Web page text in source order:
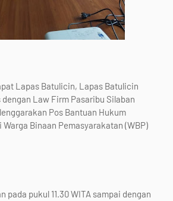
Lapas Batulicin, Lapas Batulicin
Law Firm Pasaribu Silaban
Pos Bantuan Hukum
Binaan Pemasyarakatan (WBP)
pada pukul 11.30 WITA sampai dengan